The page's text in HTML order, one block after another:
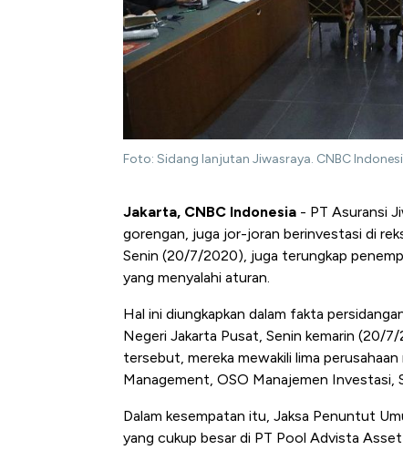
Foto: Sidang lanjutan Jiwasraya. CNBC
Jakarta, CNBC Indonesia - PT Asuransi
gorengan, juga jor-joran berinvestasi di
Senin (20/7/2020), juga terungkap
yang menyalahi aturan.
Hal ini diungkapkan dalam fakta
Negeri Jakarta Pusat, Senin kemarin (20/
tersebut, mereka mewakili lima
Management, OSO Manajemen Investasi,
Dalam kesempatan itu, Jaksa Penuntut
yang cukup besar di PT Pool Advista